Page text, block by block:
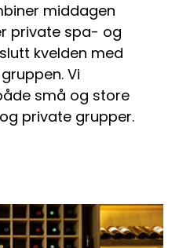
middagen
private spa- og
kvelden med
Vi
små og store
private grupper.